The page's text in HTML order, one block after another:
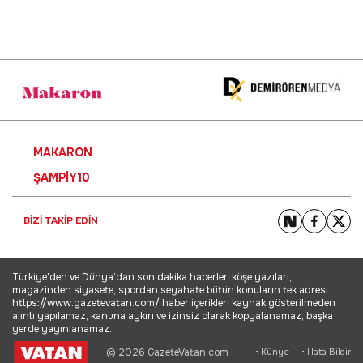
MAKARON
ŞAMPIY10
BİZİ TAKİP EDİN
Türkiye'den ve Dünya’dan son dakika haberler, köşe yazıları,
magazinden siyasete, spordan seyahate bütün konuların tek adresi
https://www.gazetevatan.com/ haber içerikleri kaynak gösterilmeden
alıntı yapılamaz, kanuna aykırı ve izinsiz olarak kopyalanamaz, başka
yerde yayınlanamaz.
© 2026 GazeteVatan.com
• Künye • Hata Bildir